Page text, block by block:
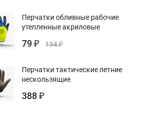
работы ДС (ДУ)
Перчатки обливные рабочие
утепленные акриловые
79 ₽ 134₽
Перчатки тактические летние
нескользящие
388 ₽